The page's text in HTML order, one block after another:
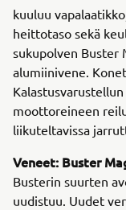
kuuluu
heittotaso sekä
sukupolven Buster
alumiinivene.
moottoreineen
liikuteltavissa
Veneet: Buster
Busterin suurten
uudistuu. Uudet